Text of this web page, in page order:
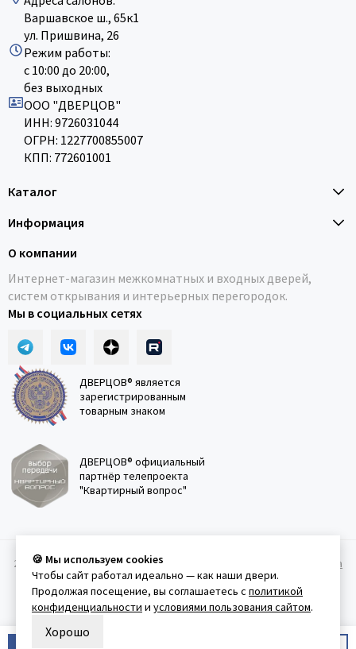
Варшавское ш., 65к1
ул. Пришвина, 26
Режим работы:
с 10:00 до 20:00,
без выходных
ООО "ДВЕРЦОВ"
ИНН: 9726031044
ОГРН: 1227700855007
КПП: 772601001
Каталог
Информация
О компании
Интернет-магазин межкомнатных и входных дверей,
систем открывания и интерьерных перегородок.
Мы в социальных сетях
ДВЕРЦОВ® является
зарегистрированным
товарным знаком
ДВЕРЦОВ® официальный
партнёр телепроекта
"Квартирный вопрос"
2011-2026 © Дверцов. Карта сайта
Политика
конфеденциальности Условия использования сайта
🍪 Мы используем cookies
Чтобы сайт работал идеально — как наши двери.
Продолжая посещение, вы соглашаетесь с политикой
конфиденциальности и условиями пользования сайтом.
Хорошо